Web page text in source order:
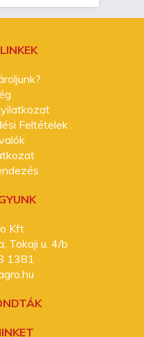
Feltételek
Kft.
Tokaji u. 4/b
1381